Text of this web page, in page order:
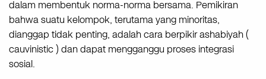
dalam membentuk norma-norma bersama. Pemikiran
bahwa suatu kelompok, terutama yang minoritas,
dianggap tidak penting, adalah cara berpikir ashabiyah (
cauvinistic ) dan dapat mengganggu proses integrasi
sosial.